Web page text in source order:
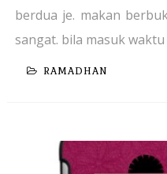
berdua je. makan
sangat. bila masuk
RAMADHAN